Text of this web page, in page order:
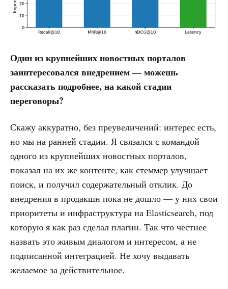
Один из крупнейших новостных порталов
заинтересовался внедрением — можешь
рассказать подробнее, на какой стадии
переговоры?
Скажу аккуратно, без преувеличений: интерес есть,
но мы на ранней стадии. Я связался с командой
одного из крупнейших новостных порталов,
показал на их же контенте, как стеммер улучшает
поиск, и получил содержательный отклик. До
внедрения в продакшн пока не дошло — у них свои
приоритеты и инфраструктура на Elasticsearch, под
которую я как раз сделал плагин. Так что честнее
назвать это живым диалогом и интересом, а не
подписанной интеграцией. Не хочу выдавать
желаемое за действительное.